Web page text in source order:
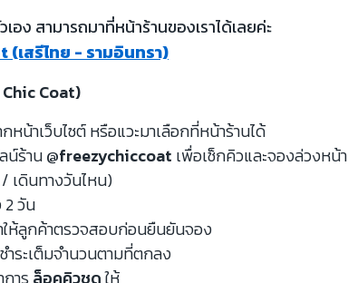
ง สามารถมาที่หน้าร้านของเราได้เลยค่ะ
(เสรีไทย - รามอินทรา)
Coat)
น้าเว็บไซต์ หรือแวะมาเลือกที่หน้าร้านได้
น์ร้าน@freezychiccoat เพื่อเช็กคิวและจองล่วงหน้า
เดินทางวันไหน)
2 วัน
ให้ลูกค้าตรวจสอบก่อนยืนยันจอง
ำระเต็มจำนวนตามที่ตกลง
การล็อคคิวชุดให้